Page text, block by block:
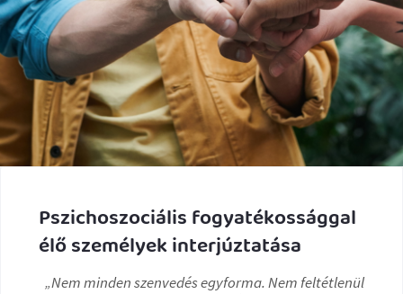
Pszichoszociális fogyatékossággal
élő személyek interjúztatása
„Nem minden szenvedés egyforma. Nem feltétlenül